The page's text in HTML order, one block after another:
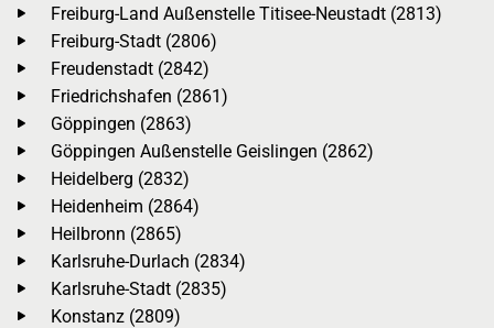
Freiburg-Land Außenstelle Titisee-Neustadt (2813)
Freiburg-Stadt (2806)
Freudenstadt (2842)
Friedrichshafen (2861)
Göppingen (2863)
Göppingen Außenstelle Geislingen (2862)
Heidelberg (2832)
Heidenheim (2864)
Heilbronn (2865)
Karlsruhe-Durlach (2834)
Karlsruhe-Stadt (2835)
Konstanz (2809)